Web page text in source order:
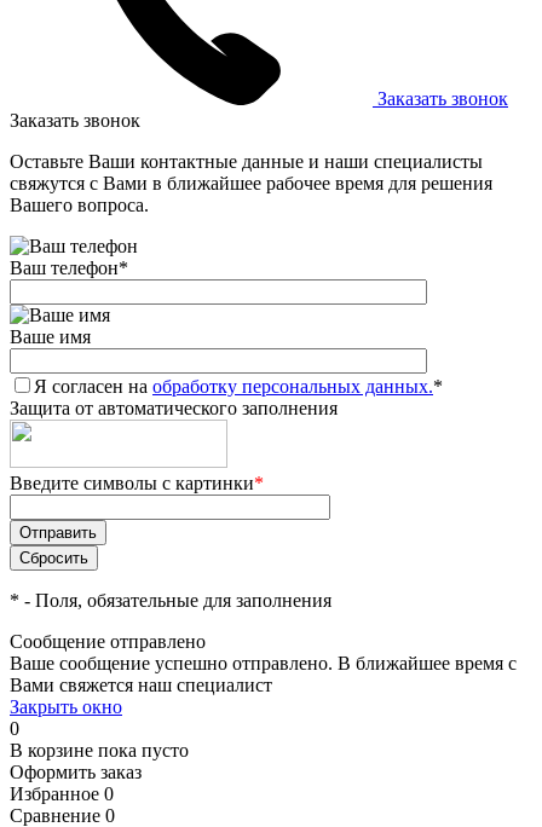
Заказать звонок
Заказать звонок
Оставьте Ваши контактные данные и наши специалисты
свяжутся с Вами в ближайшее рабочее время для решения
Вашего вопроса.
Ваш телефон*
Ваше имя
Я согласен на обработку персональных данных.*
Защита от автоматического заполнения
Введите символы с картинки*
* - Поля, обязательные для заполнения
Сообщение отправлено
Ваше сообщение успешно отправлено. В ближайшее время с
Вами свяжется наш специалист
Закрыть окно
0
В корзине пока пусто
Оформить заказ
Избранное 0
Сравнение 0